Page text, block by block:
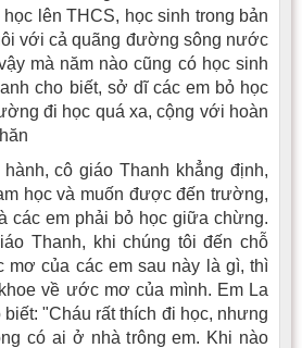
lên THCS, học sinh trong bản
với cả quãng đường sông nước
mà năm nào cũng có học sinh
cho biết, sở dĩ các em bỏ học
đi học quá xa, cộng với hoàn
cô giáo Thanh khẳng định,
học và muốn được đến trường,
các em phải bỏ học giữa chừng.
Thanh, khi chúng tôi đến chỗ
mơ của các em sau này là gì, thì
về ước mơ của mình. Em La
"Cháu rất thích đi học, nhưng
có ai ở nhà trông em. Khi nào